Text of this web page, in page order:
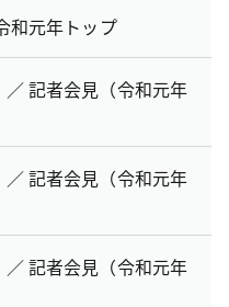
元年トップ
記者会見（令和元年
記者会見（令和元年
記者会見（令和元年